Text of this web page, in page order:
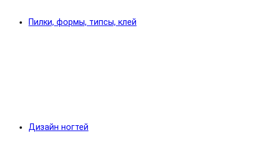
Пилки, формы, типсы, клей
Дизайн ногтей